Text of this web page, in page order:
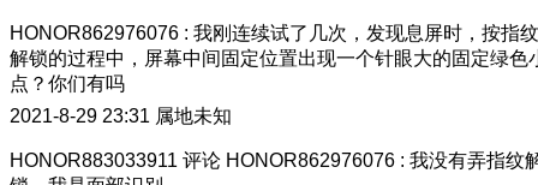
HONOR862976076 : 我刚连续试了几次，发现息屏时，按指纹
解锁的过程中，屏幕中间固定位置出现一个针眼大的固定绿色
点？你们有吗
2021-8-29 23:31 属地未知
HONOR883033911 评论 HONOR862976076 : 我没有弄指纹